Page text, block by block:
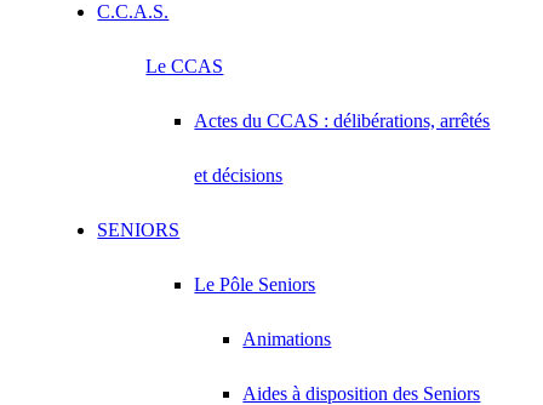
C.C.A.S.
Le CCAS
Actes du CCAS : délibérations, arrêtés
et décisions
SENIORS
Le Pôle Seniors
Animations
Aides à disposition des Seniors